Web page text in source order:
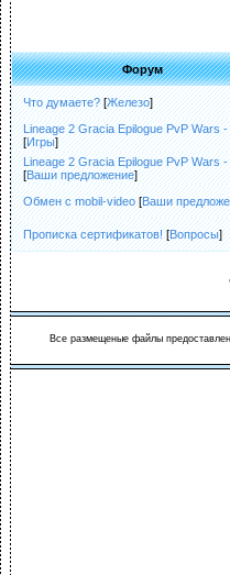
Форум
Что думаете?[Железо]
Lineage 2 Gracia Epilogue PvP Wars
[Игры]
Lineage 2 Gracia Epilogue PvP Wars
[Ваши предложение]
Обмен с mobil-video[Ваши
Прописка сертификатов![Вопросы]
Все размещеные файлы